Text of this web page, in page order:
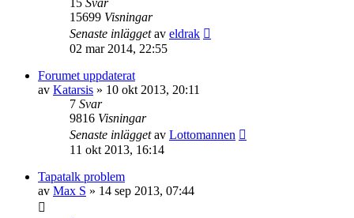
15699 Visningar
Senaste inläggetav eldrak
02 mar 2014, 22:55
Forumet uppdaterat
av Katarsis » 10 okt 2013, 20:11
7 Svar
9816 Visningar
Senaste inläggetav Lottomannen
11 okt 2013, 16:14
Tapatalk problem
av Max S » 14 sep 2013, 07:44